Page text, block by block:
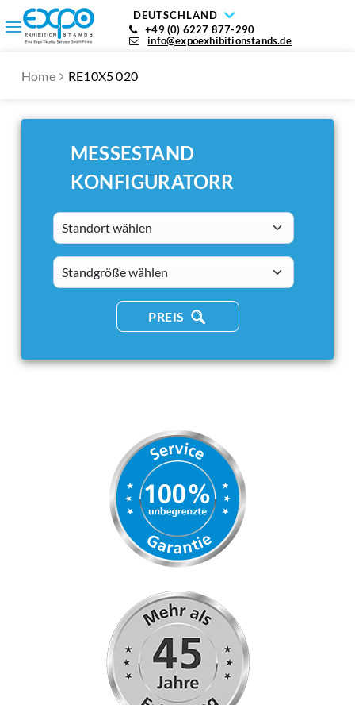
DEUTSCHLAND
+49 (0) 6227 877-290
info@expoexhibitionstands.de
Home RE10X5 020
MESSESTAND
KONFIGURATORR
Standort wählen
standsizes
PREIS